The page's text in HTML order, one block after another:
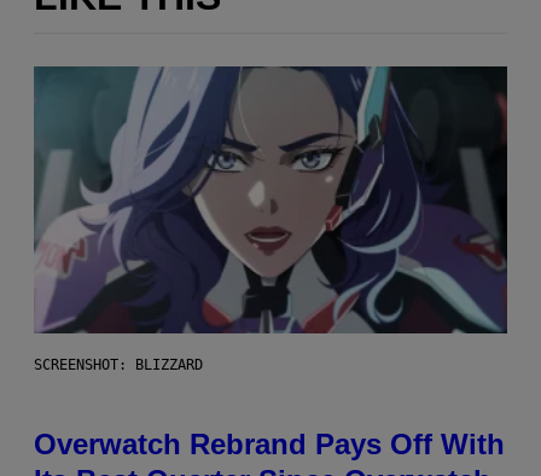
SCREENSHOT: BLIZZARD
Overwatch Rebrand Pays Off With